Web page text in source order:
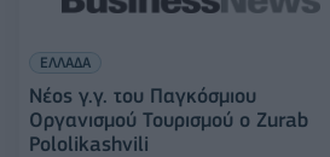
ΕΛΛΑΔΑ
Νέος γ.γ. του Παγκόσμιου
Οργανισμού Τουρισμού ο Zurab
Pololikashvili